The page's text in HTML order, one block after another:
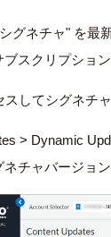
グネチャ" を最
スクリプショ
してシグネチ
> Dynamic
チャバージョ